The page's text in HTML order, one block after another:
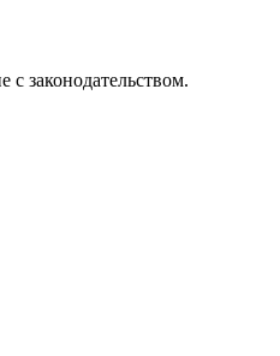
законодательством.